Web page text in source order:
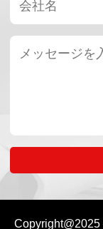
Copyright@2025